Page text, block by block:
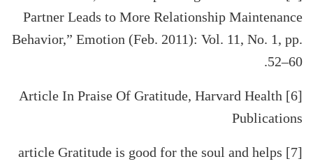
Partner Leads to More Relationship Maintenance
Behavior,” Emotion (Feb. 2011): Vol. 11, No. 1, pp.
52–60.
[6] Article In Praise Of Gratitude, Harvard Health
Publications
[7] article Gratitude is good for the soul and helps